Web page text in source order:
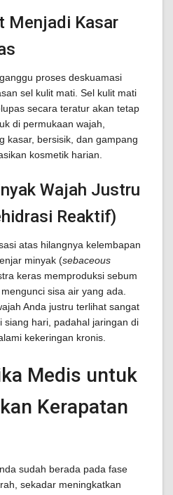
Menjadi Kasar
proses deskuamasi
sel kulit mati. Sel kulit mati
secara teratur akan tetap
di permukaan wajah,
kasar, bersisik, dan gampang
kosmetik harian.
Wajah Justru
Reaktif)
atas hilangnya kelembapan
minyak (sebaceous
keras memproduksi sebum
sisa air yang ada.
Anda justru terlihat sangat
siang hari, padahal jaringan di
kekeringan kronis.
Medis untuk
Kerapatan
sudah berada pada fase
sekadar meningkatkan